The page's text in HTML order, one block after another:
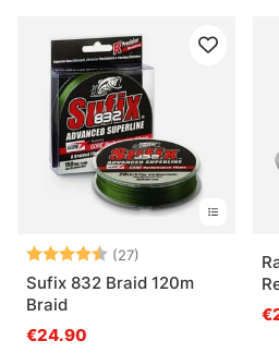
Arvio: (27)
4.8 5:sta tähdestä
Sufix 832 Braid 120m
Braid
€24.90